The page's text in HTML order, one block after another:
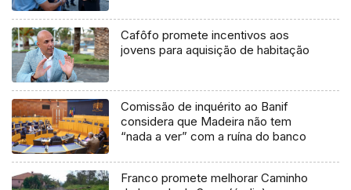
Cafôfo promete incentivos aos
jovens para aquisição de habitação
Comissão de inquérito ao Banif
considera que Madeira não tem
“nada a ver” com a ruína do banco
Franco promete melhorar Caminho